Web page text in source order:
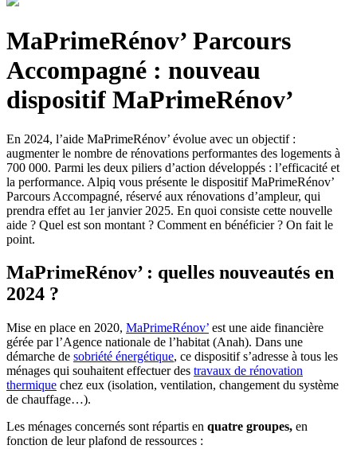
MaPrimeRénov’ Parcours
Accompagné : nouveau
dispositif MaPrimeRénov’
En 2024, l’aide MaPrimeRénov’ évolue avec un objectif :
augmenter le nombre de rénovations performantes des logements à
700 000. Parmi les deux piliers d’action développés : l’efficacité et
la performance. Alpiq vous présente le dispositif MaPrimeRénov’
Parcours Accompagné, réservé aux rénovations d’ampleur, qui
prendra effet au 1er janvier 2025. En quoi consiste cette nouvelle
aide ? Quel est son montant ? Comment en bénéficier ? On fait le
point.
MaPrimeRénov’ : quelles nouveautés en
2024 ?
Mise en place en 2020, MaPrimeRénov’ est une aide financière
gérée par l’Agence nationale de l’habitat (Anah). Dans une
démarche de sobriété énergétique, ce dispositif s’adresse à tous les
ménages qui souhaitent effectuer des travaux de rénovation
thermique chez eux (isolation, ventilation, changement du système
de chauffage…).
Les ménages concernés sont répartis en quatre groupes, en
fonction de leur plafond de ressources :